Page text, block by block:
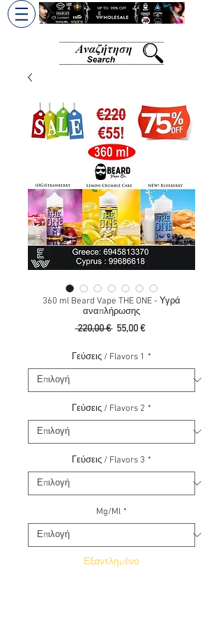
360 ml Beard Vape THE ONE - Υγρά
αναπλήρωσης
220,00 € Κανονική
55,00 €Τιμή
Γεύσεις / Flavors 1 *
Γεύσεις / Flavors 2 *
Γεύσεις / Flavors 3 *
Mg/Ml *
Εξαντλημένο